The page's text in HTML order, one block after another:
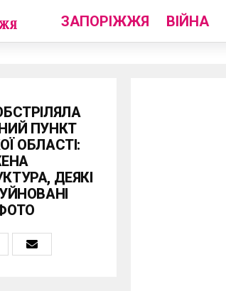
ЗАПОРІЖЖЯ ВІЙНА
ПУНКТ
ОБЛАСТІ:
ДЕЯКІ